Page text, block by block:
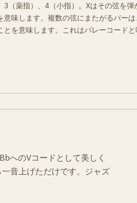
3（薬指）、4（小指）。Xはその弦を弾
意味します。複数の弦にまたがるバー
とを意味します。これはバレーコードと
へのVコードとして美しく
音上げただけです。ジャズ